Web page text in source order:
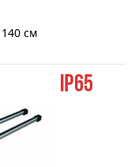
см